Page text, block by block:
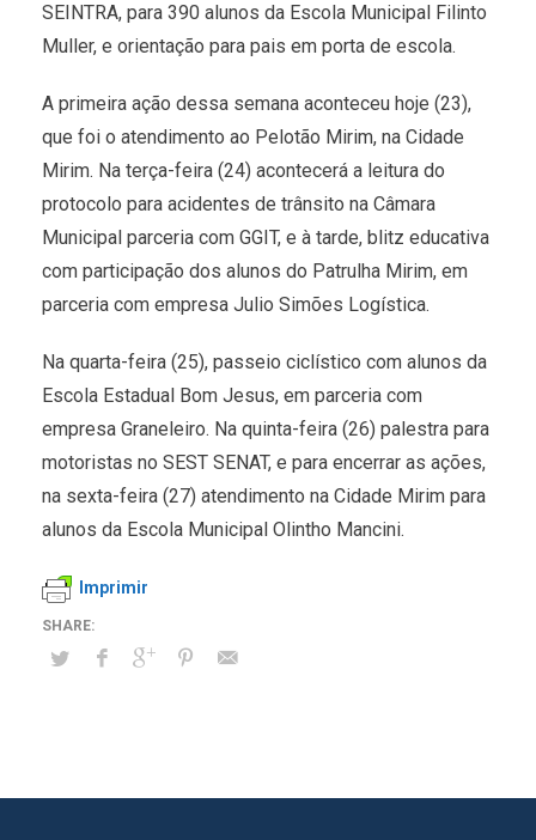
SEINTRA, para 390 alunos da Escola Municipal Filinto
Muller, e orientação para pais em porta de escola.
A primeira ação dessa semana aconteceu hoje (23),
que foi o atendimento ao Pelotão Mirim, na Cidade
Mirim. Na terça-feira (24) acontecerá a leitura do
protocolo para acidentes de trânsito na Câmara
Municipal parceria com GGIT, e à tarde, blitz educativa
com participação dos alunos do Patrulha Mirim, em
parceria com empresa Julio Simões Logística.
Na quarta-feira (25), passeio ciclístico com alunos da
Escola Estadual Bom Jesus, em parceria com
empresa Graneleiro. Na quinta-feira (26) palestra para
motoristas no SEST SENAT, e para encerrar as ações,
na sexta-feira (27) atendimento na Cidade Mirim para
alunos da Escola Municipal Olintho Mancini.
Imprimir